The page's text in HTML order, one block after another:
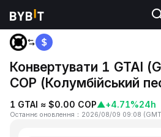
Головна
Конвертувати 1 GTAI
COP (Колумбійський
1 GTAI ≈ $0.00 COP▲+4.71%24h
Останнє оновлення ： 2026/08/09 09:08 (